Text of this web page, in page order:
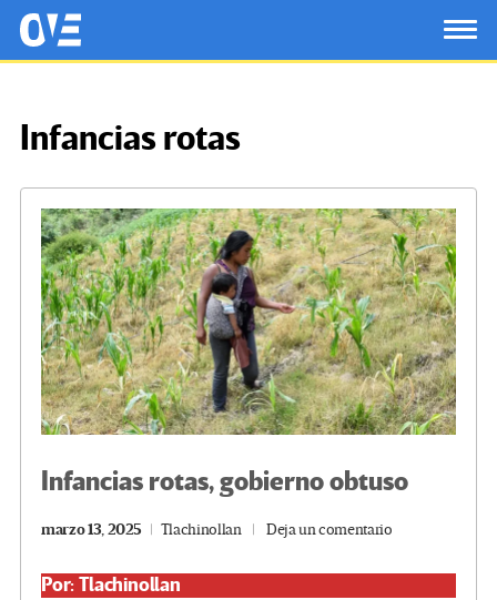
Saltar al contenido principal
OtrasVocesenEducacion.org
Infancias rotas
Infancias rotas, gobierno obtuso
marzo 13, 2025 Tlachinollan Deja un comentario
Por: Tlachinollan